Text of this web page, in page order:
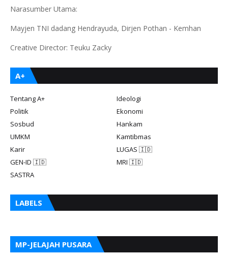
Narasumber Utama:
Mayjen TNI dadang Hendrayuda, Dirjen Pothan - Kemhan
Creative Director: Teuku Zacky
A+
Tentang A+
Ideologi
Politik
Ekonomi
Sosbud
Hankam
UMKM
Kamtibmas
Karir
LUGAS 🇮🇩
GEN-ID 🇮🇩
MRI 🇮🇩
SASTRA
LABELS
MP-JELAJAH PUSARA